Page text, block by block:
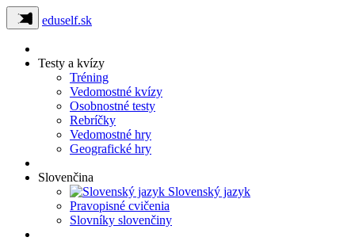
eduself.sk
Testy a kvízy
Tréning
Vedomostné kvízy
Osobnostné testy
Rebríčky
Vedomostné hry
Geografické hry
Slovenčina
Slovenský jazyk
Pravopisné cvičenia
Slovníky slovenčiny